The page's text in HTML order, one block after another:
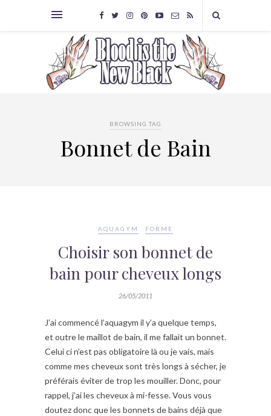
BROWSING TAG
Bonnet de Bain
AQUAGYM FORME
Choisir son bonnet de
bain pour cheveux longs
26/05/2011
J’ai commencé l’aquagym il y’a quelque temps,
et outre le maillot de bain, il me fallait un bonnet.
Celui ci n’est pas obligatoire là ou je vais, mais
comme mes cheveux sont très longs à sécher, je
préférais éviter de trop les mouiller. Donc, pour
rappel, j’ai les cheveux à mi-fesse. Vous vous
doutez donc que les bonnets de bains déjà que